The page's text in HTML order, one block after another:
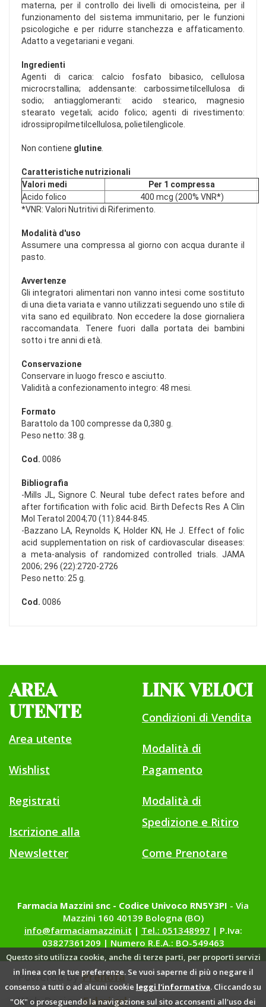
Questo sito utilizza cookie, anche di terze parti, per proporti servizi
in linea con le tue preferenze. Se vuoi saperne di più o negare il
consenso a tutti o ad alcuni cookie leggi l'informativa. Cliccando su
"OK" o proseguendo la navigazione sul sito acconsenti all'uso dei
materna, per il controllo dei livelli di omocisteina, per il
funzionamento del sistema immunitario, per le funzioni
psicologiche e per ridurre stanchezza e affaticamento.
Adatto a vegetariani e vegani.
Ingredienti
Agenti di carica: calcio fosfato bibasico, cellulosa
microcrstallina; addensante: carbossimetilcellulosa di
sodio; antiagglomeranti: acido stearico, magnesio
stearato vegetali; acido folico; agenti di rivestimento:
idrossipropilmetilcellulosa, polietilenglicole.
Non contiene glutine.
Caratteristiche nutrizionali
Valori medi
Per 1 compressa
Acido folico
400 mcg (200% VNR*)
*VNR: Valori Nutritivi di Riferimento.
Modalità d'uso
Assumere una compressa al giorno con acqua durante il
pasto.
Avvertenze
Gli integratori alimentari non vanno intesi come sostituto
di una dieta variata e vanno utilizzati seguendo uno stile di
vita sano ed equilibrato. Non eccedere la dose giornaliera
raccomandata. Tenere fuori dalla portata dei bambini
sotto i tre anni di età.
Conservazione
Conservare in luogo fresco e asciutto.
Validità a confezionamento integro: 48 mesi.
Formato
Barattolo da 100 compresse da 0,380 g.
Peso netto: 38 g.
Cod. 0086
Bibliografia
-Mills JL, Signore C. Neural tube defect rates before and
after fortification with folic acid. Birth Defects Res A Clin
Mol Teratol 2004;70 (11):844-845.
-Bazzano LA, Reynolds K, Holder KN, He J. Effect of folic
acid supplementation on risk of cardiovascular diseases:
a meta-analysis of randomized controlled trials. JAMA
2006; 296 (22):2720-2726
Peso netto: 25 g.
Cod. 0086
AREA
UTENTE
Area utente
Wishlist
Registrati
Iscrizione alla
Newsletter
LINK VELOCI
Condizioni di Vendita
Modalità di
Pagamento
Modalità di
Spedizione e Ritiro
Come Prenotare
Farmacia Mazzini snc - Codice Univoco RN5Y3PI - Via
Mazzini 160 40139 Bologna (BO)
info@farmaciamazzini.it | Tel.: 051348997 | P.Iva:
03827361209 | Numero R.E.A.: BO-549463
Powered by Prenofa
Web DesignFulcri srl